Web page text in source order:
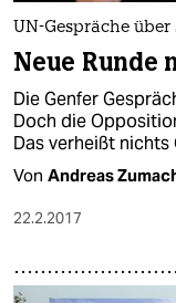
UN-Gespräche über
Neue Runde
Die Genfer
Doch die
Das verheißt nichts
Von Andreas
22.2.2017